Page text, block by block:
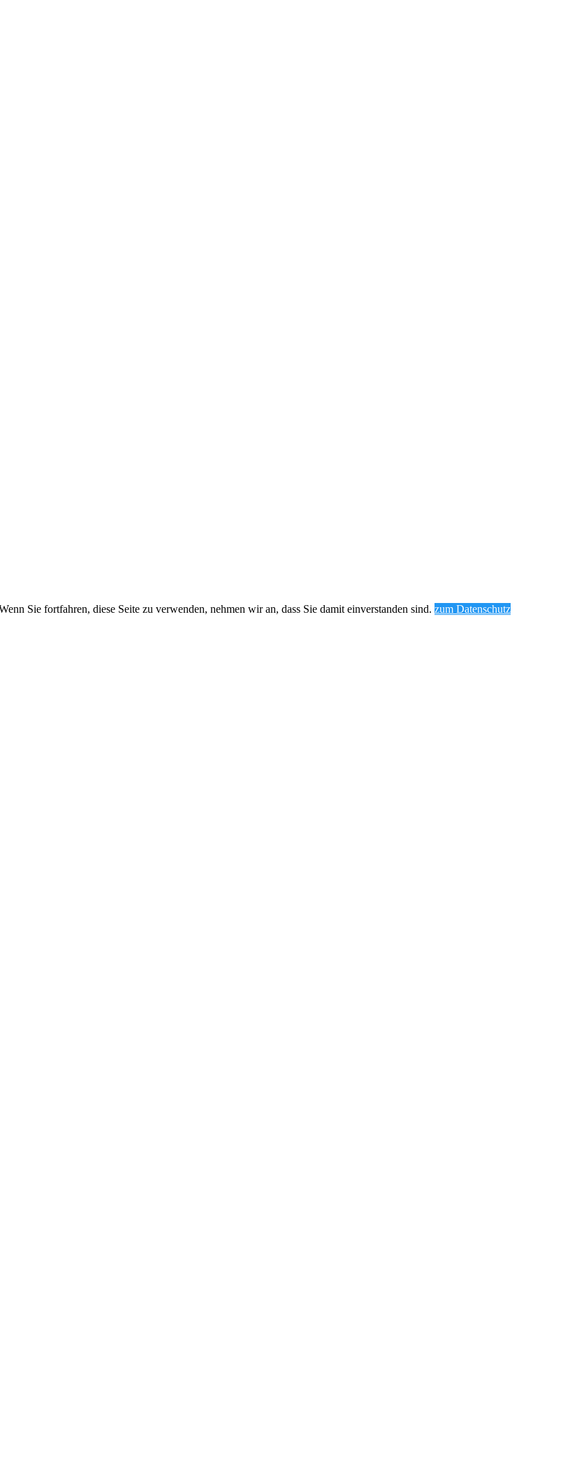
Sie fortfahren, diese Seite zu verwenden, nehmen wir an, dass Sie damit einverstanden sind. zum Datenschutz